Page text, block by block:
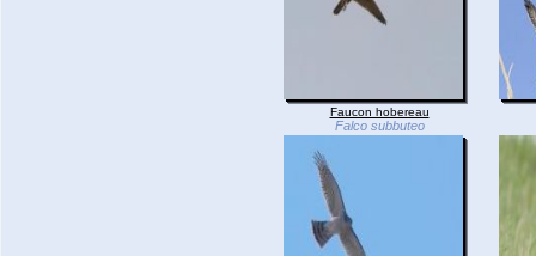
Faucon hobereau
Falco subbuteo